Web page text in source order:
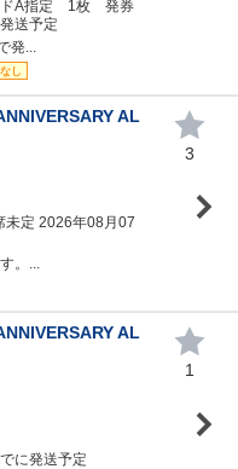
ドA指定 1枚 発券
送予定
発...
し
AL
未定 2026年08月07
。...
3
AL
に発送予定
1